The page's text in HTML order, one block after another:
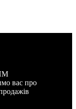
вас про